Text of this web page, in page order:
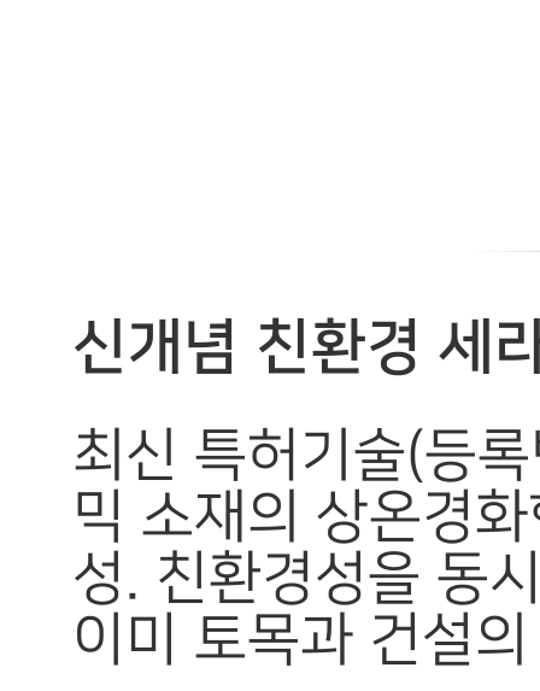
신개념 친환경 세
최신 특허기술(등
믹 소재의 상온경
성. 친환경성을 동
이미 토목과 건설